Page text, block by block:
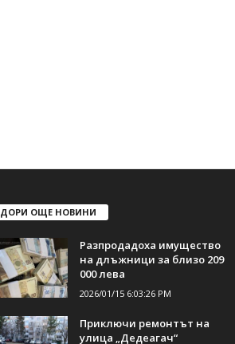
ДОРИ ОЩЕ НОВИНИ
Разпродадоха имущество
на длъжници за близо 209
000 лева
2026/01/15 6:03:26 PM
Приключи ремонтът на
улица „Дедеагач“